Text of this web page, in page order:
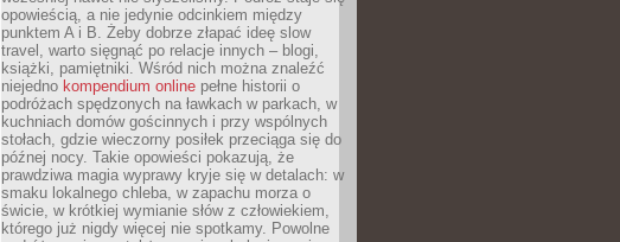
opowieścią, a nie jedynie odcinkiem między
punktem A i B. Żeby dobrze złapać ideę slow
travel, warto sięgnąć po relacje innych – blogi,
książki, pamiętniki. Wśród nich można znaleźć
niejedno kompendium online pełne historii o
podróżach spędzonych na ławkach w parkach, w
kuchniach domów gościnnych i przy wspólnych
stołach, gdzie wieczorny posiłek przeciąga się do
późnej nocy. Takie opowieści pokazują, że
prawdziwa magia wyprawy kryje się w detalach: w
smaku lokalnego chleba, w zapachu morza o
świcie, w krótkiej wymianie słów z człowiekiem,
którego już nigdy więcej nie spotkamy. Powolne